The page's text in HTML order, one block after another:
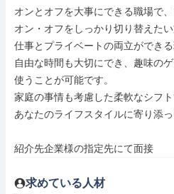
オンとオフを大事にできる職場で
オン・オフをしっかり切り替えたい
仕事とプライベートの両立ができる
自由な時間も大切にでき、趣味の
使うことが可能です。
家庭の事情も考慮した柔軟なシフト
あなたのライフスタイルに寄り添
紹介先企業様の指定先にて面接
求めている人材